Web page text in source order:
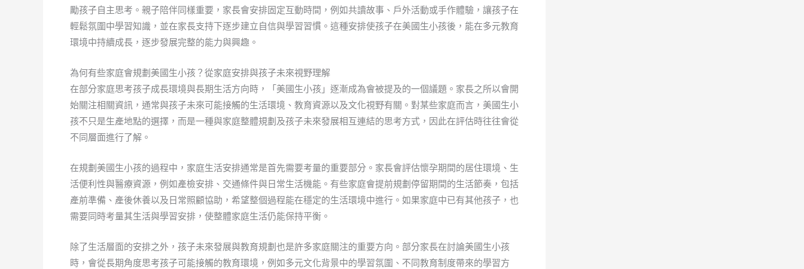
勵孩子自主思考。親子陪伴同樣重要，家長會安排固定互動時間，例如共讀故事、戶外活動或手作體驗，讓孩子在
輕鬆氛圍中學習知識，並在家長支持下逐步建立自信與學習習慣。這種安排使孩子在美國生小孩後，能在多元教育
環境中持續成長，逐步發展完整的能力與興趣。
為何有些家庭會規劃美國生小孩？從家庭安排與孩子未來視野理解
在部分家庭思考孩子成長環境與長期生活方向時，「美國生小孩」逐漸成為會被提及的一個議題。家長之所以會開
始關注相關資訊，通常與孩子未來可能接觸的生活環境、教育資源以及文化視野有關。對某些家庭而言，美國生小
孩不只是生產地點的選擇，而是一種與家庭整體規劃及孩子未來發展相互連結的思考方式，因此在評估時往往會從
不同層面進行了解。
在規劃美國生小孩的過程中，家庭生活安排通常是首先需要考量的重要部分。家長會評估懷孕期間的居住環境、生
活便利性與醫療資源，例如產檢安排、交通條件與日常生活機能。有些家庭會提前規劃停留期間的生活節奏，包括
產前準備、產後休養以及日常照顧協助，希望整個過程能在穩定的生活環境中進行。如果家庭中已有其他孩子，也
需要同時考量其生活與學習安排，使整體家庭生活仍能保持平衡。
除了生活層面的安排之外，孩子未來發展與教育規劃也是許多家庭關注的重要方向。部分家長在討論美國生小孩
時，會從長期角度思考孩子可能接觸的教育環境，例如多元文化背景中的學習氛圍、不同教育制度帶來的學習方